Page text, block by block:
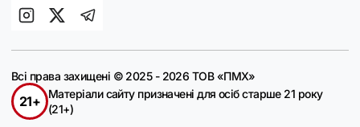
Всі права захищені © 2025 - 2026 ТОВ «ПМХ»
21+
Матеріали сайту призначені для осіб старше 21 року
(21+)